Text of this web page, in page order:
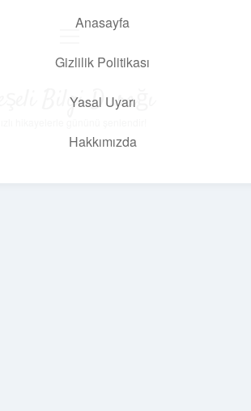
Anasayfa
Gizlilik Politikası
Yasal Uyarı
Hakkımızda
Neşeli Bilgi Durağı